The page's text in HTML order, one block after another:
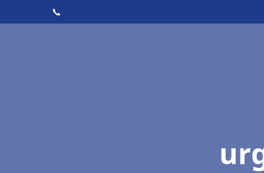
📞